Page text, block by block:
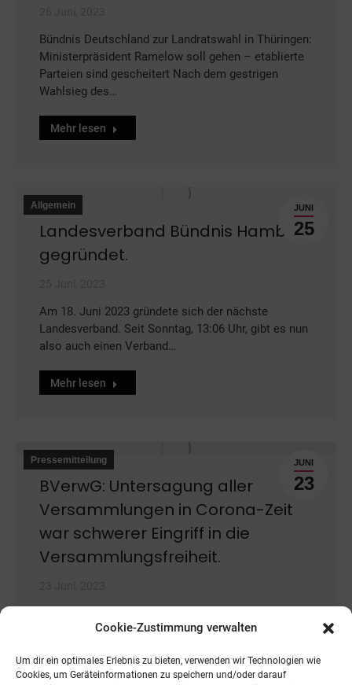
Cookie-Zustimmung verwalten
Um dir ein optimales Erlebnis zu bieten, verwenden wir Technologien wie
Cookies, um Geräteinformationen zu speichern und/oder darauf
Bündnis Deutschland zur Landratswahl in Thüringen:
Ministerpräsident Ramelow soll gehen – etablierte
Parteien sind gescheitert Nach dem gestrigen
Wahlsieg des…
Mehr lesen
JUNI
25
Allgemein
Landesverband Bündnis Hamburg
gegründet.
Am 18. Juni 2023 gründete sich der nächste
Landesverband. Seit Sonntag, 13:06 Uhr, gibt es nun
also auch einen Verband…
Mehr lesen
JUNI
23
Pressemitteilung
BVerwG: Untersagung aller
Versammlungen in Corona-Zeit
war schwerer Eingriff in die
Versammlungsfreiheit.
Politikern und Aufarbeitung in den Medien Bündnis
Bundesverwaltungsgericht mit dem jüngsten…